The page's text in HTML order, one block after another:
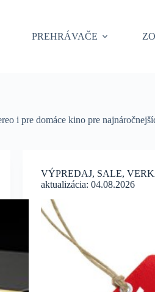
PREHRÁVAČE
i pre domáce kino pre
VÝPREDAJ, SALE,
aktualizácia: 04.08.2026